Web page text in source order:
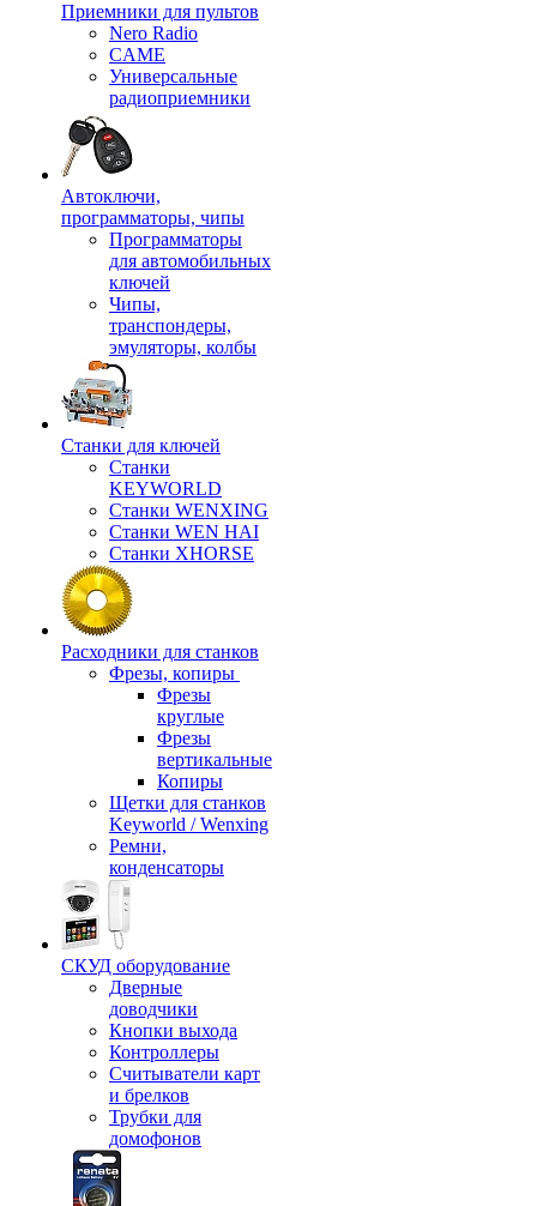
Приемники для пультов
Nero Radio
CAME
Универсальные
радиоприемники
Автоключи,
программаторы, чипы
Программаторы
для автомобильных
ключей
Чипы,
транспондеры,
эмуляторы, колбы
Станки для ключей
Станки
KEYWORLD
Станки WENXING
Станки WEN HAI
Станки XHORSE
Расходники для станков
Фрезы, копиры
Фрезы
круглые
Фрезы
вертикальные
Копиры
Щетки для станков
Keyworld / Wenxing
Ремни,
конденсаторы
СКУД оборудование
Дверные
доводчики
Кнопки выхода
Контроллеры
Считыватели карт
и брелков
Трубки для
домофонов